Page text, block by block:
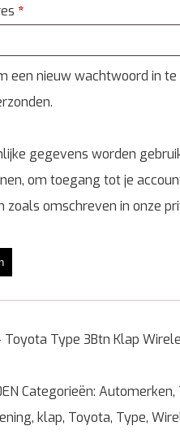
*
een nieuw wachtwoord in
gegevens worden
om toegang tot je
zoals omschreven in onze
Toyota Type 3Btn Klap
Categorieën: Automerken,
, klap, Toyota, Type,